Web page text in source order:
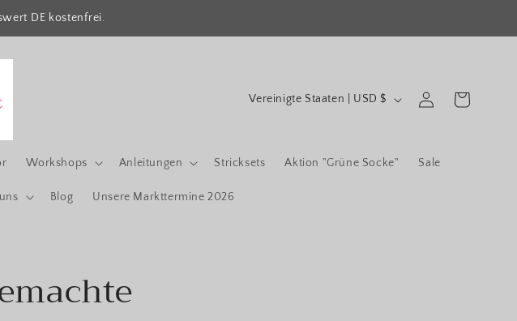
DE kostenfrei.
Workshops Anleitungen Stricksets Aktion "Grüne Socke" Sale
Blog Unsere Markttermine 2026
L
d
Vereinigte Staaten | USD $ EinloggenWarenkorb